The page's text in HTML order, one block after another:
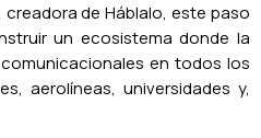
de Háblalo, este paso
un ecosistema donde la
en todos los
aerolíneas, universidades y,